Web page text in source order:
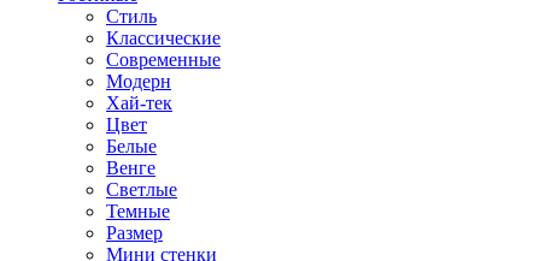
Стиль
Классические
Современные
Модерн
Хай-тек
Цвет
Белые
Венге
Светлые
Темные
Размер
Мини стенки